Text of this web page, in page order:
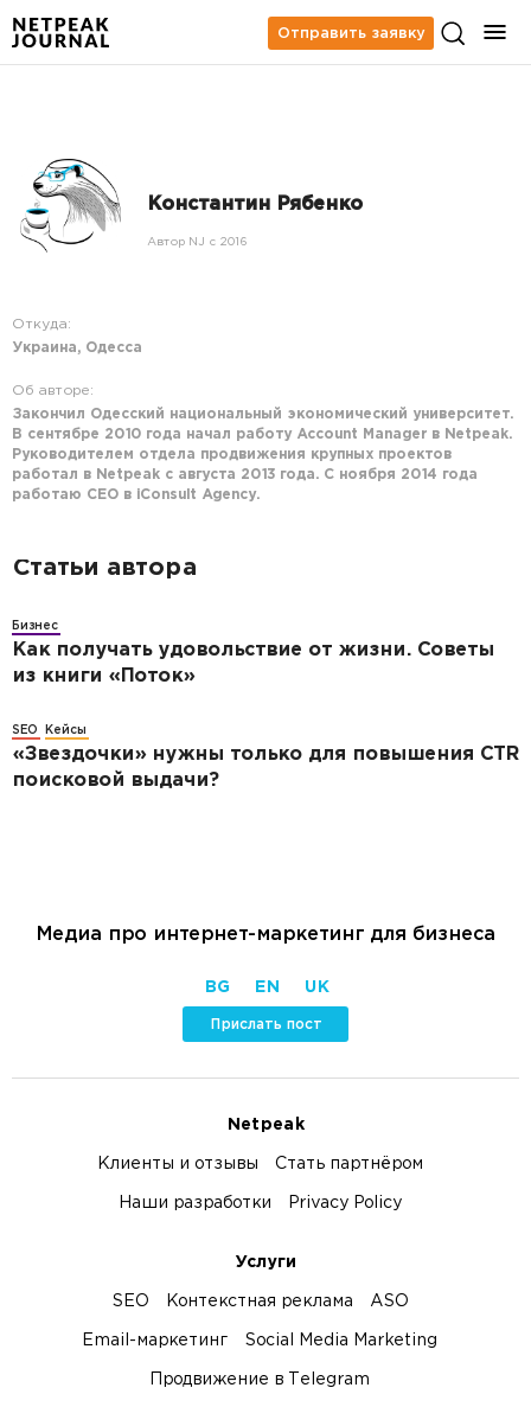
Отправить заявку
Константин Рябенко
Автор NJ c 2016
Откуда:
Украина, Одесса
Об авторе:
Закончил Одесский национальный экономический университет.
В сентябре 2010 года начал работу Account Manager в Netpeak.
Руководителем отдела продвижения крупных проектов
работал в Netpeak с августа 2013 года. С ноября 2014 года
работаю CEO в iConsult Agency.
Статьи автора
Бизнес
Как получать удовольствие от жизни. Советы
из книги «Поток»
SEO Кейсы
«Звездочки» нужны только для повышения CTR
поисковой выдачи?
Медиа про интернет-маркетинг для бизнеса
BG EN UK
Прислать пост
Netpeak
Клиенты и отзывы Стать партнёром
Наши разработки Privacy Policy
Услуги
SEO Контекстная реклама ASO
Email-маркетинг Social Media Marketing
Продвижение в Telegram